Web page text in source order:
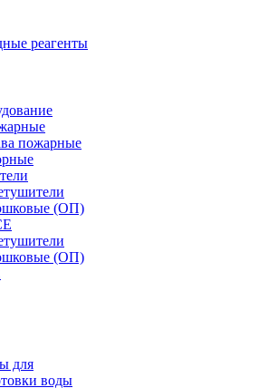
реагенты
пожарные
(ОП)
(ОП)
для
воды